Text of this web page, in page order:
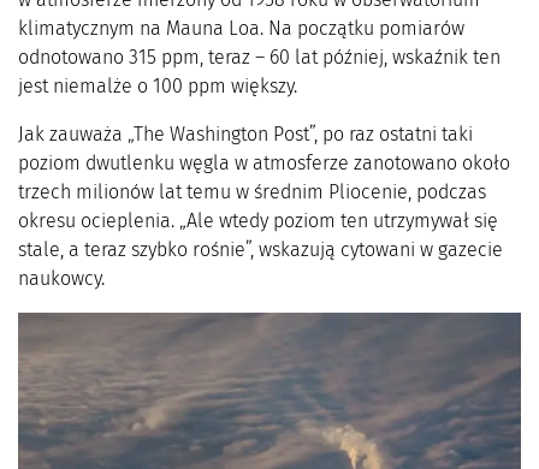
klimatycznym na Mauna Loa. Na początku pomiarów
odnotowano 315 ppm, teraz – 60 lat później, wskaźnik ten
jest niemalże o 100 ppm większy.
Jak zauważa „The Washington Post”, po raz ostatni taki
poziom dwutlenku węgla w atmosferze zanotowano około
trzech milionów lat temu w średnim Pliocenie, podczas
okresu ocieplenia. „Ale wtedy poziom ten utrzymywał się
stale, a teraz szybko rośnie”, wskazują cytowani w gazecie
naukowcy.